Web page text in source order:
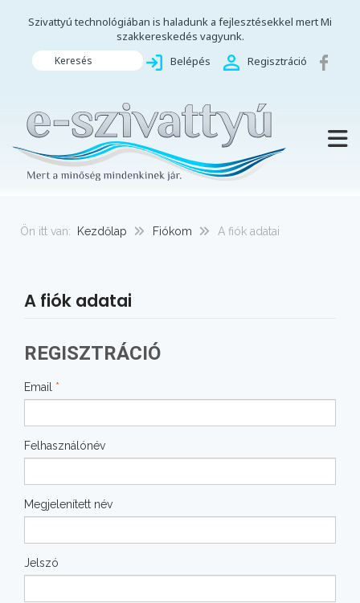
Szivattyú technológiában is haladunk a fejlesztésekkel mert Mi
szakkereskedés vagyunk.
Keresés Belépés Regisztráció
Ön itt van: Kezdőlap Fiókom A fiók adatai
A fiók adatai
REGISZTRÁCIÓ
Email *
Felhasználónév
Megjelenített név
Jelszó